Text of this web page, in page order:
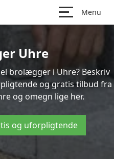
Menu
Uhre
brolægger i Uhre? Beskriv
og gratis tilbud fra
og omegn lige her.
og uforpligtende